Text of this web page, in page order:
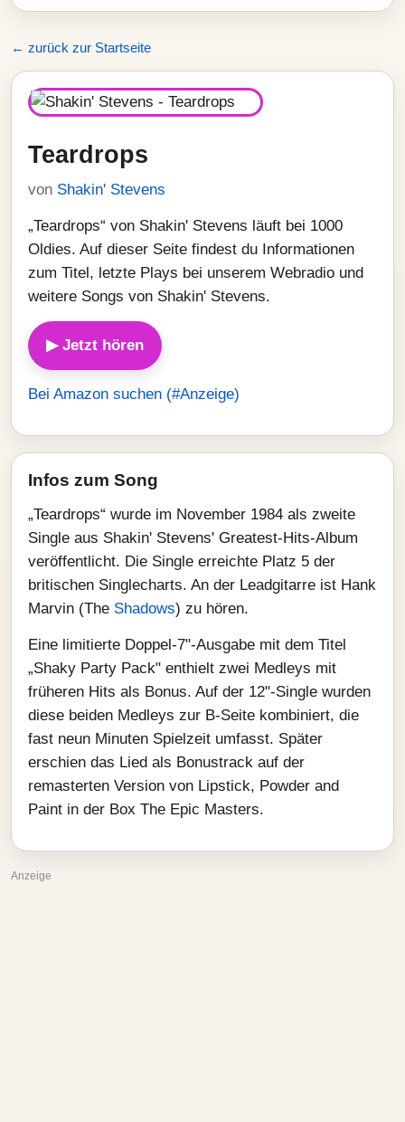
← zurück zur Startseite
Teardrops
von Shakin' Stevens
„Teardrops“ von Shakin' Stevens läuft bei 1000
Oldies. Auf dieser Seite findest du Informationen
zum Titel, letzte Plays bei unserem Webradio und
weitere Songs von Shakin' Stevens.
▶ Jetzt hören
Bei Amazon suchen (#Anzeige)
Infos zum Song
„Teardrops“ wurde im November 1984 als zweite
Single aus Shakin' Stevens' Greatest-Hits-Album
veröffentlicht. Die Single erreichte Platz 5 der
britischen Singlecharts. An der Leadgitarre ist Hank
Marvin (The Shadows) zu hören.
Eine limitierte Doppel-7"-Ausgabe mit dem Titel
„Shaky Party Pack" enthielt zwei Medleys mit
früheren Hits als Bonus. Auf der 12"-Single wurden
diese beiden Medleys zur B-Seite kombiniert, die
fast neun Minuten Spielzeit umfasst. Später
erschien das Lied als Bonustrack auf der
remasterten Version von Lipstick, Powder and
Paint in der Box The Epic Masters.
Anzeige